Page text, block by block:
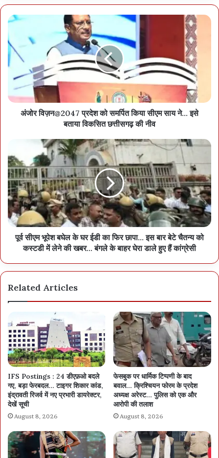
अंजोर विज़न@2047 प्रदेश को समर्पित किया सीएम साय ने… इसे
बताया विकसित छत्तीसगढ़ की नीव
पूर्व सीएम भूपेश बघेल के घर ईडी का फिर छापा... इस बार बेटे चैतन्य को
कस्टडी में लेने की खबर... बंगले के बाहर घेरा डाले हुए हैं कांग्रेसी
Related Articles
IFS Postings : 24 डीएफ़ओ बदले
गए, बड़ा फेरबदल… टाइगर शिकार कांड,
इंद्रावती रिजर्व में नए प्रभारी डायरेक्टर,
देखें सूची
August 8, 2026
फेसबुक पर धार्मिक टिप्पणी के बाद
बवाल… क्रिश्चियन फोरम के प्रदेश
अध्यक्ष अरेस्ट… पुलिस को एक और
आरोपी की तलाश
August 8, 2026